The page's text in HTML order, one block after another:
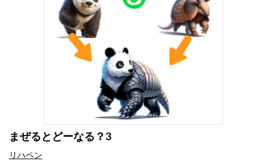
まぜるとどーなる？3
リハペン